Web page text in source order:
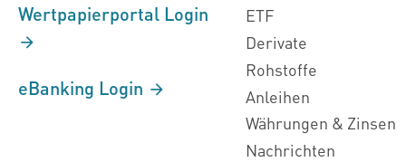
Wertpapierportal Login
eBanking Login
ETF
Derivate
Rohstoffe
Anleihen
Währungen & Zinsen
Nachrichten